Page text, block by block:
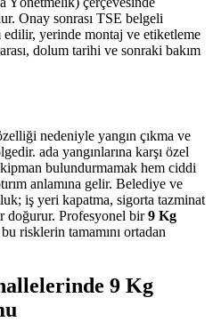
Onay sonrası TSE belgeli
yerinde montaj ve etiketleme
dolum tarihi ve sonraki bakım
nedeniyle yangın çıkma ve
ada yangınlarına karşı özel
bulundurmamak hem ciddi
anlamına gelir. Belediye ve
iş yeri kapatma, sigorta tazminat
doğurur. Profesyonel bir9 Kg
risklerin tamamını ortadan
9 Kg